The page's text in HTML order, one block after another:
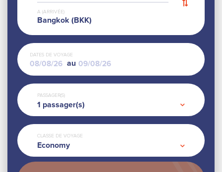
A (ARRIVÉE)
Bangkok (BKK)
DATES DE VOYAGE
au
PASSAGER(S)
1 passager(s)
CLASSE DE VOYAGE
Economy